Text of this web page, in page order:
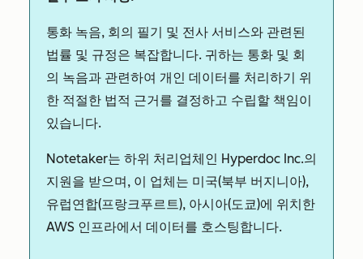
통화 녹음, 회의 필기 및 전사 서비스와 관련된
법률 및 규정은 복잡합니다. 귀하는 통화 및 회
의 녹음과 관련하여 개인 데이터를 처리하기 위
한 적절한 법적 근거를 결정하고 수립할 책임이
있습니다.
Notetaker는 하위 처리업체인 Hyperdoc Inc.의
지원을 받으며, 이 업체는 미국(북부 버지니아),
유럽연합(프랑크푸르트), 아시아(도쿄)에 위치한
AWS 인프라에서 데이터를 호스팅합니다.